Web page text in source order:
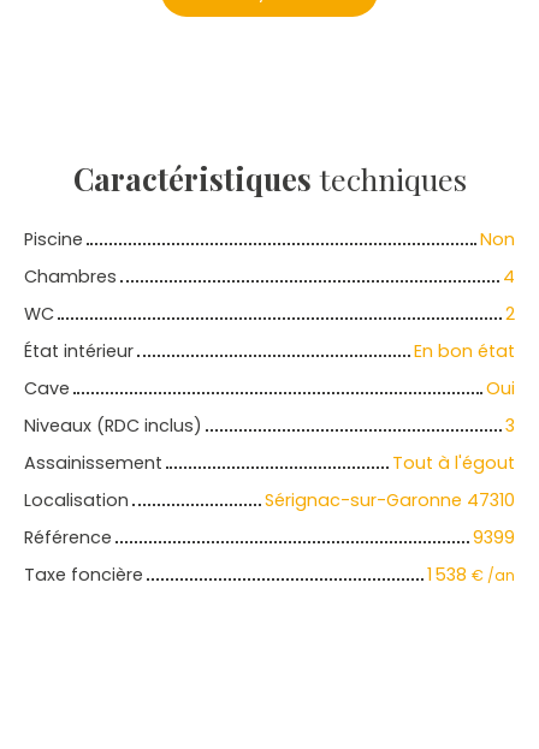
Caractéristiques techniques
Piscine
Non
Chambres
4
WC
2
État intérieur
En bon état
Cave
Oui
Niveaux (RDC inclus)
3
Assainissement
Tout à l'égout
Localisation
Sérignac-sur-Garonne 47310
Référence
9399
Taxe foncière
1 538 € /an